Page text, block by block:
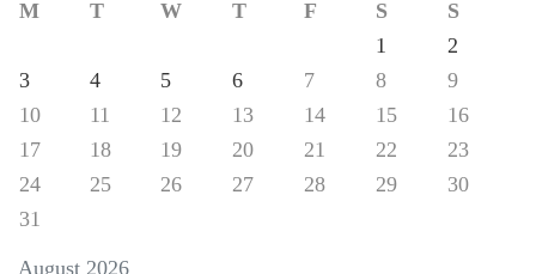
August 2026
M T W T F S
S
1
2
3
4 5 6 7 8
9
10
11 12 13 14 15
16
17
18 19 20 21 22
23
24
25 26 27 28 29
30
31